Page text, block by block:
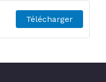
Télécharger